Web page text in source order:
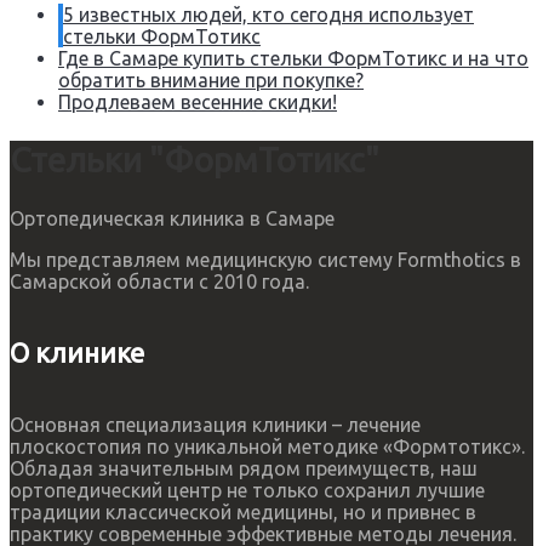
5 известных людей, кто сегодня использует
стельки ФормТотикс
Где в Самаре купить стельки ФормТотикс и на что
обратить внимание при покупке?
Продлеваем весенние скидки!
Ортопедическая клиника в Самаре
Мы представляем медицинскую систему Formthotics в
Самарской области с 2010 года.
О клинике
Основная специализация клиники – лечение
плоскостопия по уникальной методике «Формтотикс».
Обладая значительным рядом преимуществ, наш
ортопедический центр не только сохранил лучшие
традиции классической медицины, но и привнес в
практику современные эффективные методы лечения.